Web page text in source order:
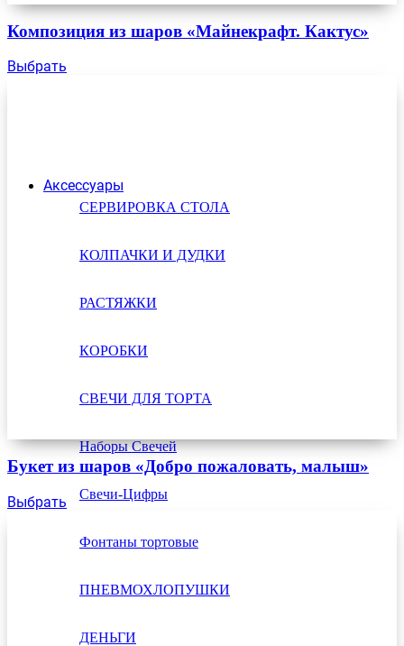
Аксессуары
СЕРВИРОВКА СТОЛА
КОЛПАЧКИ И ДУДКИ
РАСТЯЖКИ
КОРОБКИ
СВЕЧИ ДЛЯ ТОРТА
Наборы Свечей
Свечи-Цифры
Фонтаны тортовые
ПНЕВМОХЛОПУШКИ
ДЕНЬГИ
Композиция из шаров «Майнекрафт. Кактус»
Выбрать
Букет из шаров «Добро пожаловать, малыш»
Выбрать